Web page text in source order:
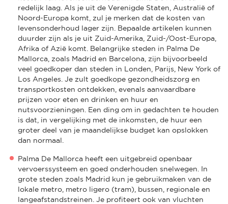
redelijk laag. Als je uit de Verenigde Staten, Australië of
Noord-Europa komt, zul je merken dat de kosten van
levensonderhoud lager zijn. Bepaalde artikelen kunnen
duurder zijn als je uit Zuid-Amerika, Zuid-/Oost-Europa,
Afrika of Azië komt. Belangrijke steden in Palma De
Mallorca, zoals Madrid en Barcelona, zijn bijvoorbeeld
veel goedkoper dan steden in Londen, Parijs, New York of
Los Angeles. Je zult goedkope gezondheidszorg en
transportkosten ontdekken, evenals aanvaardbare
prijzen voor eten en drinken en huur en
nutsvoorzieningen. Een ding om in gedachten te houden
is dat, in vergelijking met de inkomsten, de huur een
groter deel van je maandelijkse budget kan opslokken
dan normaal.
Palma De Mallorca heeft een uitgebreid openbaar
vervoerssysteem en goed onderhouden snelwegen. In
grote steden zoals Madrid kun je gebruikmaken van de
lokale metro, metro ligero (tram), bussen, regionale en
langeafstandstreinen. Je profiteert ook van vluchten